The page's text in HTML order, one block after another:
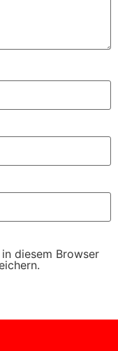
diesem Browser